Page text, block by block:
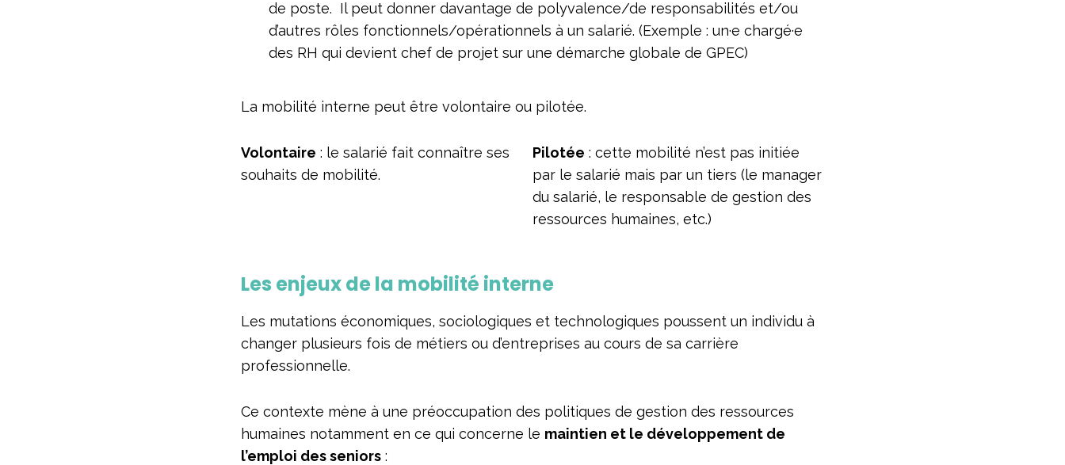
de poste. Il peut donner davantage de polyvalence/de responsabilités et/ou
d’autres rôles fonctionnels/opérationnels à un salarié. (Exemple : un·e chargé·e
des RH qui devient chef de projet sur une démarche globale de GPEC)
La mobilité interne peut être volontaire ou pilotée.
Volontaire : le salarié fait connaître ses
souhaits de mobilité.
Pilotée : cette mobilité n’est pas initiée
par le salarié mais par un tiers (le manager
du salarié, le responsable de gestion des
ressources humaines, etc.)
Les enjeux de la mobilité interne
Les mutations économiques, sociologiques et technologiques poussent un individu à
changer plusieurs fois de métiers ou d’entreprises au cours de sa carrière
professionnelle.
Ce contexte mène à une préoccupation des politiques de gestion des ressources
humaines notamment en ce qui concerne le maintien et le développement de
l’emploi des seniors: